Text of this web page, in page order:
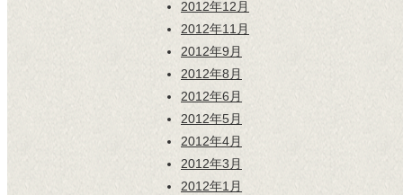
2012年12月
2012年11月
2012年9月
2012年8月
2012年6月
2012年5月
2012年4月
2012年3月
2012年1月